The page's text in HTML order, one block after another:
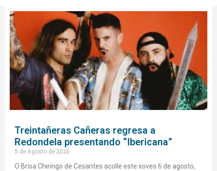
Treintañeras Cañeras regresa a
Redondela presentando “Ibericana”
5 de Agosto de 2026
O Brisa Chiringo de Cesantes acolle este xoves 6 de agosto,